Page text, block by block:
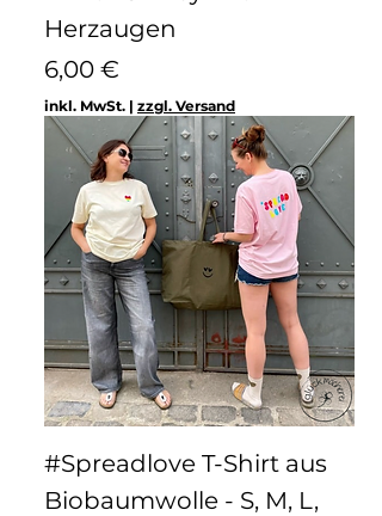
Herzaugen
Preis
6,00 €
inkl. MwSt. | zzgl. Versand
#Spreadlove T-Shirt aus
Biobaumwolle - S, M, L,